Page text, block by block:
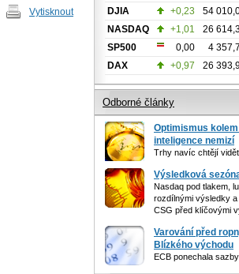
Vytisknout
DJIA
+0,23 54
NASDAQ
+1,01 26
SP500
0,00 4
DAX
+0,97 26
Odborné články
Optimismus
inteligence nemizí
Trhy navíc chtějí
Výsledková
Nasdaq pod tlakem,
rozdílnými výsledky
CSG před klíčovými
Varování před
Blízkého východu
ECB ponechala